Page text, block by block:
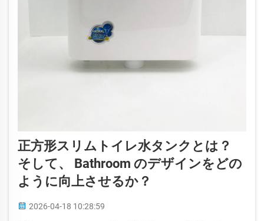
正方形スリムトイレ水タンクとは？
そして、 Bathroom のデザインをどの
ように向上させるか？
2026-04-18 10:28:59